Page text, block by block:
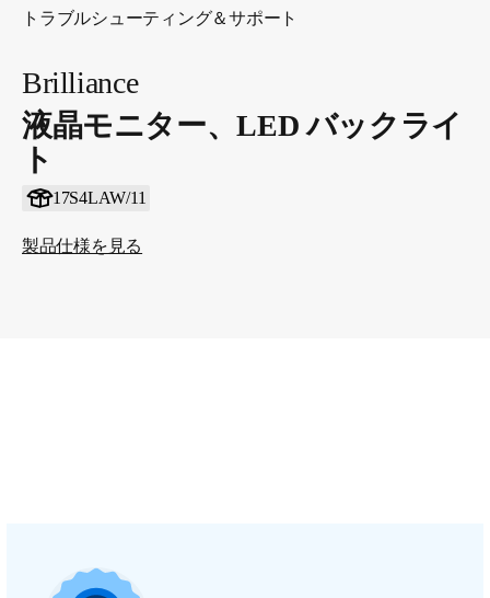
トラブルシューティング＆サポート
Brilliance
液晶モニター、LED バックライ
ト
17S4LAW/11
製品仕様を見る